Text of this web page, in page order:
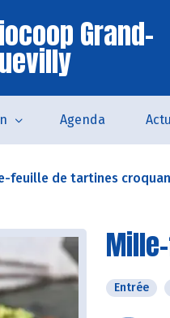
Grand-
Agenda
feuille de tartines
Entrée